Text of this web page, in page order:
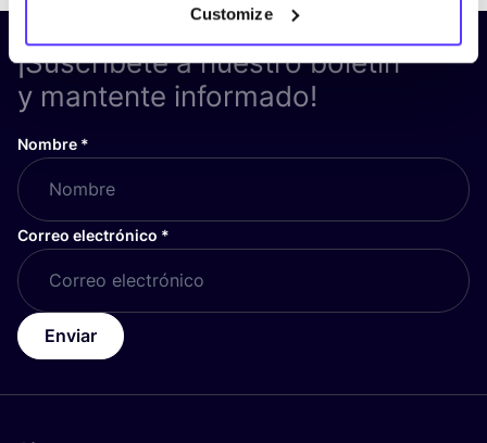
Customize
¡Suscríbete a nuestro boletín
y mantente informado!
Nombre *
Correo electrónico *
Enviar